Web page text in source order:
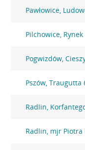
Pawłowice,
Pilchowice, Rynek
Pogwizdów,
Pszów, Traugutta
Radlin,
Radlin, mjr Piotra